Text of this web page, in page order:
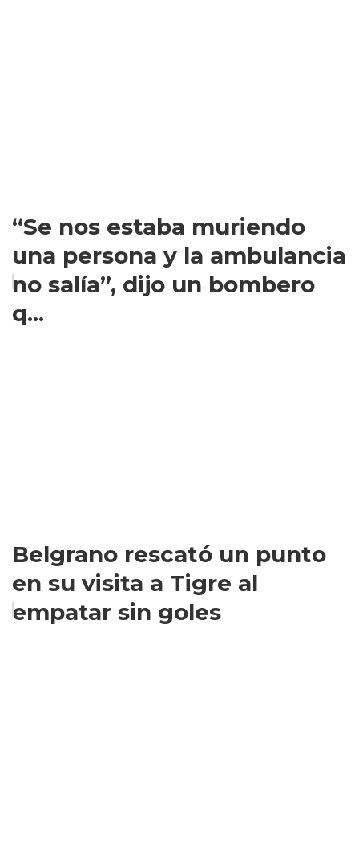
“Se nos estaba muriendo
una persona y la ambulancia
no salía”, dijo un bombero
q...
Belgrano rescató un punto
en su visita a Tigre al
empatar sin goles